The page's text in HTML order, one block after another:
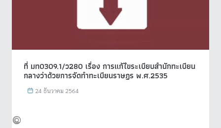
ที่ มท0309.1/ว280 เรื่อง การแก้ไขระเบียบสำนักทะเบียน
กลางว่าด้วยการจัดทำทะเบียนราษฏร พ.ศ.2535
24 ธันวาคม 2564